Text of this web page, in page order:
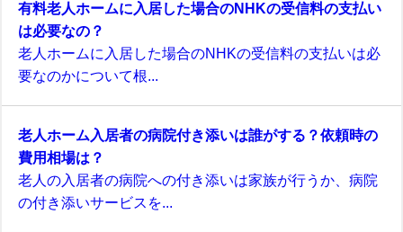
有料老人ホームに入居した場合のNHKの受信料の支払い
は必要なの？
老人ホームに入居した場合のNHKの受信料の支払いは必
要なのかについて根...
老人ホーム入居者の病院付き添いは誰がする？依頼時の
費用相場は？
老人の入居者の病院への付き添いは家族が行うか、病院
の付き添いサービスを...